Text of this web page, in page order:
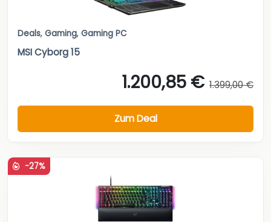
Deals, Gaming, Gaming PC
MSI Cyborg 15
1.200,85 € 1.399,00 €
Zum Deal
-27%